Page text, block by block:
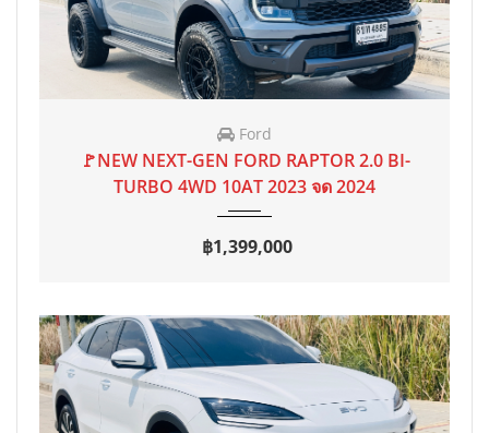
2023 จด 2024 AT
Ford
🚩NEW NEXT-GEN FORD RAPTOR 2.0 BI-
TURBO 4WD 10AT 2023 จด 2024
฿1,399,000